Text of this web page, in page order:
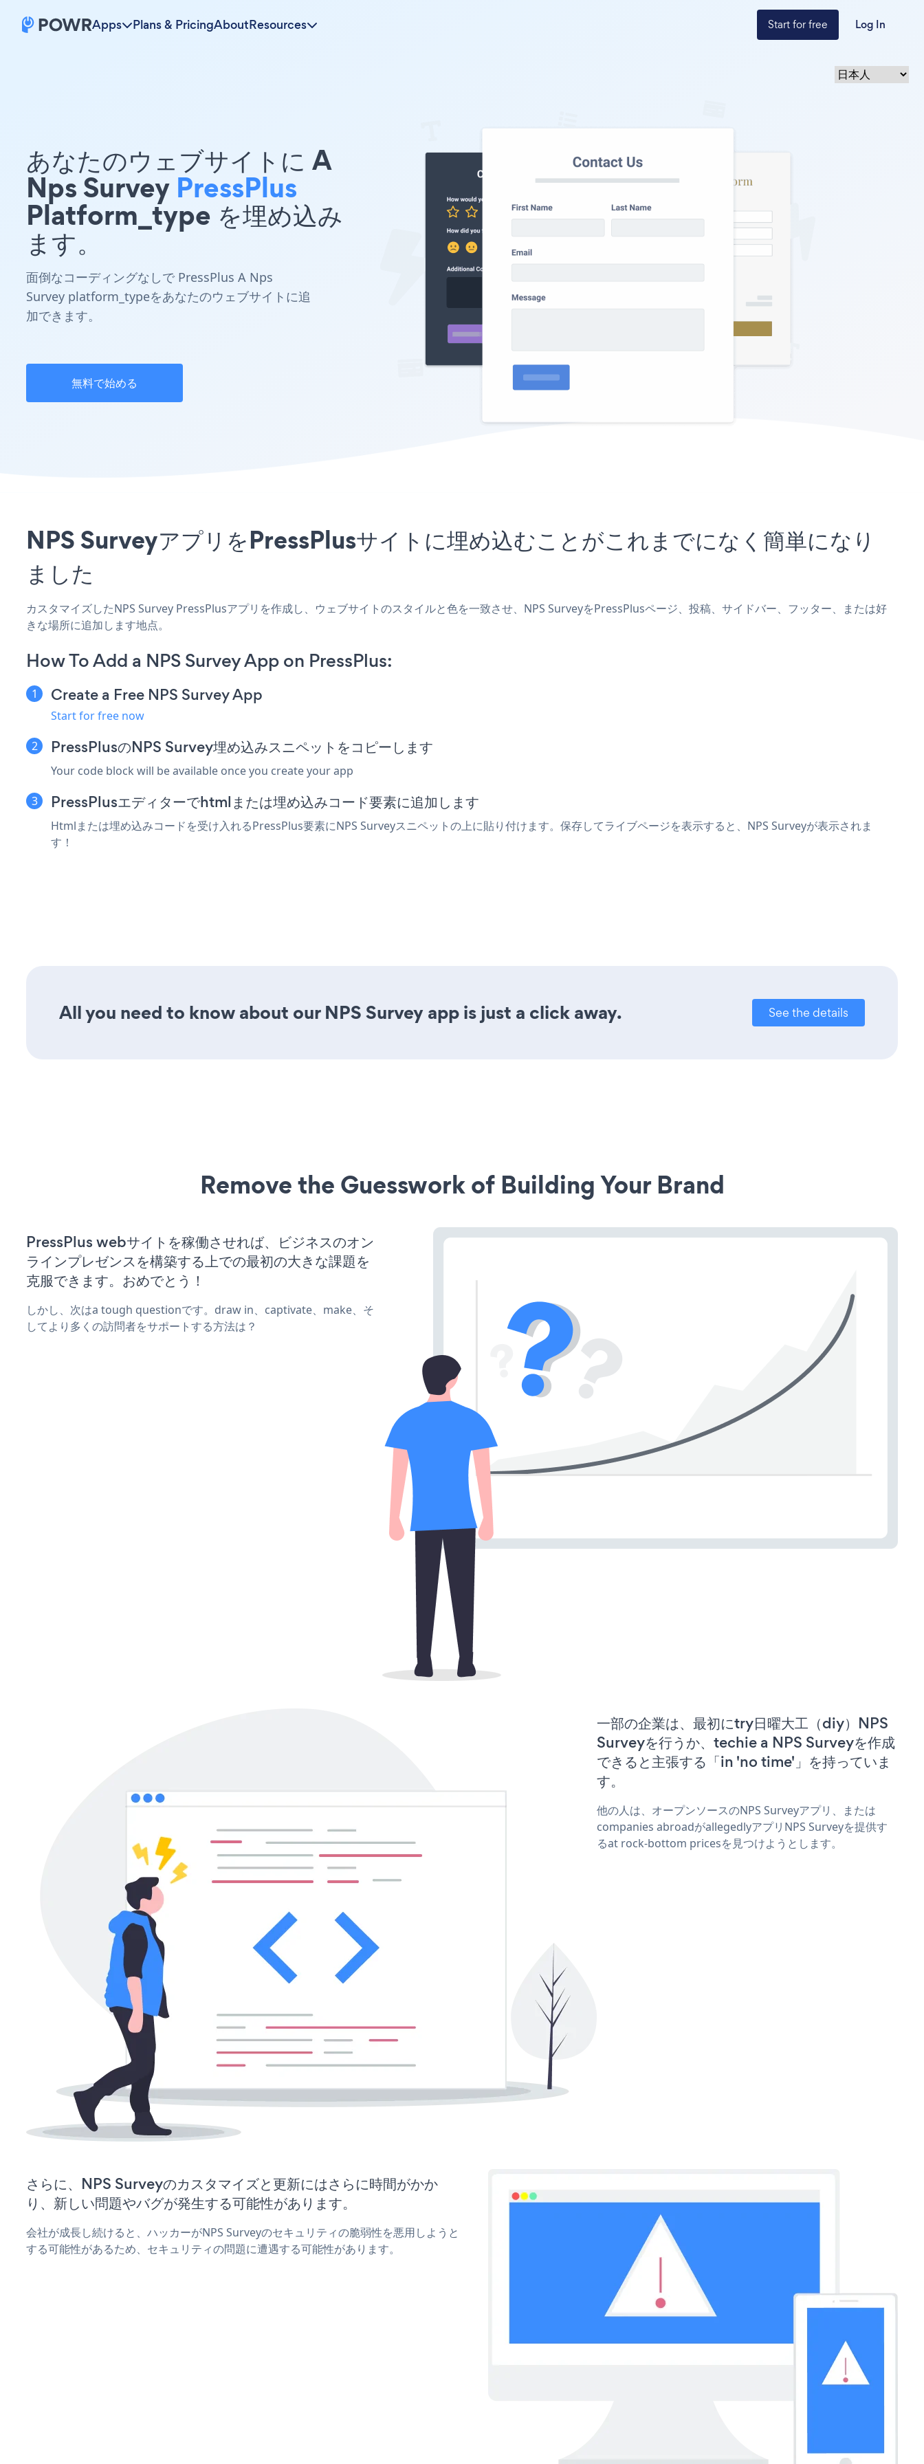
Apps Plans & PricingAboutResources Start for free Log In
あなたのウェブサイトに A
Nps Survey PressPlus
Platform_type を埋め込み
ます。
面倒なコーディングなしで PressPlus A Nps
Survey platform_typeをあなたのウェブサイトに追
加できます。
無料で始める
NPS SurveyアプリをPressPlusサイトに埋め込むことがこれまでになく簡単になり
ました
カスタマイズしたNPS Survey PressPlusアプリを作成し、ウェブサイトのスタイルと色を一致させ、NPS SurveyをPressPlusページ、投稿、サイドバー、フッター、または好
きな場所に追加します地点。
How To Add a NPS Survey App on PressPlus:
Create a Free NPS Survey App
Start for free now
PressPlusのNPS Survey埋め込みスニペットをコピーします
Your code block will be available once you create your app
PressPlusエディターでhtmlまたは埋め込みコード要素に追加します
Htmlまたは埋め込みコードを受け入れるPressPlus要素にNPS Surveyスニペットの上に貼り付けます。保存してライブページを表示すると、NPS Surveyが表示されま
す！
All you need to know about our NPS Survey app is just a click away. See the details
Remove the Guesswork of Building Your Brand
PressPlus webサイトを稼働させれば、ビジネスのオン
ラインプレゼンスを構築する上での最初の大きな課題を
克服できます。おめでとう！
しかし、次はa tough questionです。draw in、captivate、make、そ
してより多くの訪問者をサポートする方法は？
一部の企業は、最初にtry日曜大工（diy）NPS
Surveyを行うか、techie a NPS Surveyを作成
できると主張する「in 'no time'」を持っていま
す。
他の人は、オープンソースのNPS Surveyアプリ、または
companies abroadがallegedlyアプリNPS Surveyを提供す
るat rock-bottom pricesを見つけようとします。
さらに、NPS Surveyのカスタマイズと更新にはさらに時間がかか
り、新しい問題やバグが発生する可能性があります。
会社が成長し続けると、ハッカーがNPS Surveyのセキュリティの脆弱性を悪用しようと
する可能性があるため、セキュリティの問題に遭遇する可能性があります。